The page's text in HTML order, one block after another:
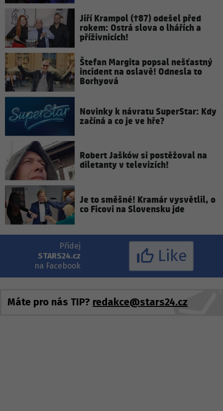
Jiří Krampol (†87) odešel před
rokem: Ostrá slova o lhářích a
příživnicích!
Štefan Margita popsal nešťastný
incident na oslavě! Odnesla to
Borhyová
Novinky k návratu SuperStar: Kdy
začíná a co je ve hře?
Robert Jašków si postěžoval na
diletanty v televizích!
Je to směšné! Kramár vysvětlil, o
co Ficovi na Slovensku jde
Přidej
STARS24.cz
na Facebook
Like
Máte pro nás TIP? redakce@stars24.cz